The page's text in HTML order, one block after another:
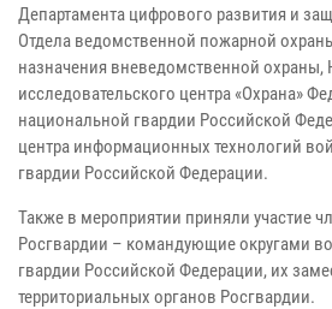
Департамента цифрового развития и
Отдела ведомственной пожарной
назначения вневедомственной охраны,
исследовательского центра «Охрана»
национальной гвардии Российской
центра информационных технологий
гвардии Российской Федерации.
Также в мероприятии приняли участие
Росгвардии – командующие округами
гвардии Российской Федерации, их
территориальных органов Росгвардии.